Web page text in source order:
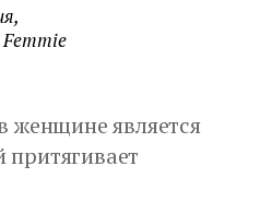
женщине является